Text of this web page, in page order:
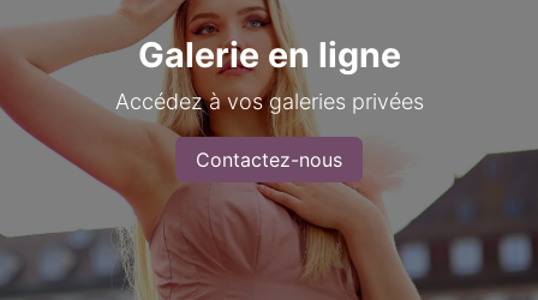
Galerie en ligne
Accédez à vos galeries privées
Contactez-nous